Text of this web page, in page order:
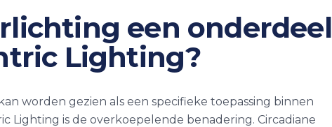
een onderdeel
Lighting?
worden gezien als een specifieke toepassing binnen
Lighting is de overkoepelende benadering. Circadiane